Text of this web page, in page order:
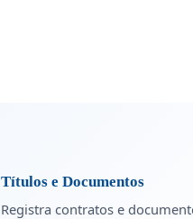
Títulos e Documentos
Registra contratos e